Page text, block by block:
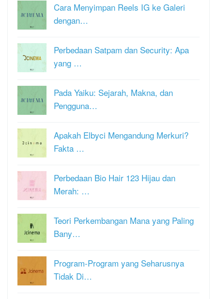
Cara Menyimpan Reels IG ke Galeri
dengan…
Perbedaan Satpam dan Security: Apa
yang …
Pada Yaiku: Sejarah, Makna, dan
Pengguna…
Apakah Elbyci Mengandung Merkuri?
Fakta …
Perbedaan Bio Hair 123 Hijau dan
Merah: …
Teori Perkembangan Mana yang Paling
Bany…
Program-Program yang Seharusnya
Tidak Di…